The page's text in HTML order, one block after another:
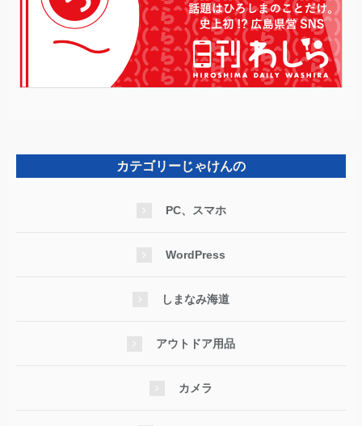
カテゴリーじゃけんの
PC、スマホ
WordPress
しまなみ海道
アウトドア用品
カメラ